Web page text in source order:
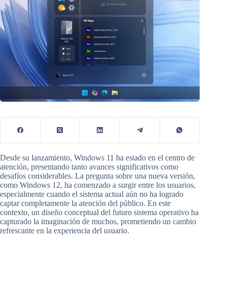
Desde su lanzamiento, Windows 11 ha estado en el centro de
atención, presentando tanto avances significativos como
desafíos considerables. La pregunta sobre una nueva versión,
como Windows 12, ha comenzado a surgir entre los usuarios,
especialmente cuando el sistema actual aún no ha logrado
captar completamente la atención del público. En este
contexto, un diseño conceptual del futuro sistema operativo ha
capturado la imaginación de muchos, prometiendo un cambio
refrescante en la experiencia del usuario.